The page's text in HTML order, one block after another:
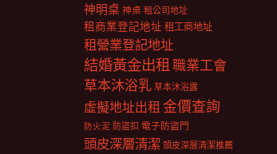
神明桌 神桌 租公司地址
租商業登記地址 租工商地址
租營業登記地址
結婚黃金出租職業工會
草本沐浴乳 草本沐浴露
虛擬地址出租 金價查詢
防火泥 防盜扣 電子防盜門
頭皮深層清潔 頭皮深層清潔推薦